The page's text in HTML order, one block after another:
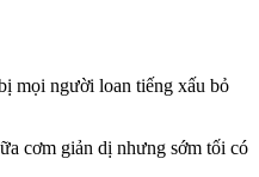
mọi người loan tiếng xấu bỏ
cơm giản dị nhưng sớm tối có